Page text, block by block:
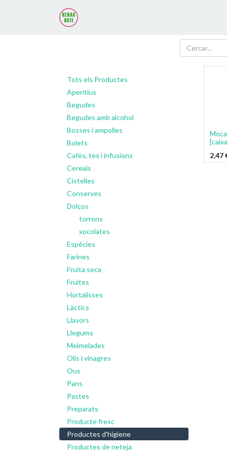
Tots els Productes
Aperitius
Begudes
Begudes amb alcohol
Bosses i ampolles
Bolets
Cafès, tes i infusions
Cereals
Cistelles
Conserves
Dolços
torrons
xocolates
Espècies
Farines
Fruita seca
Fruites
Hortalisses
Làctics
Llavors
Llegums
Melmelades
Olis i vinagres
Ous
Pans
Pastes
Preparats
Producte fresc
Productes d'higiene
Productes de neteja
2,47